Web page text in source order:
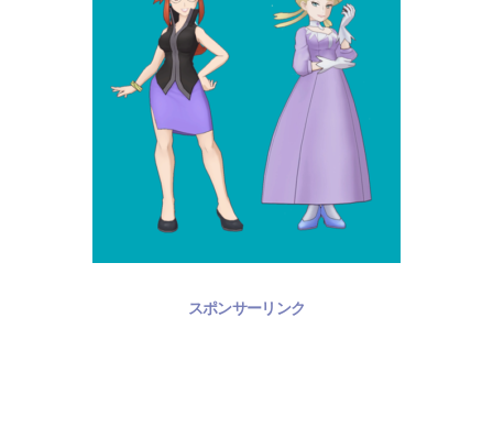
スポンサーリンク